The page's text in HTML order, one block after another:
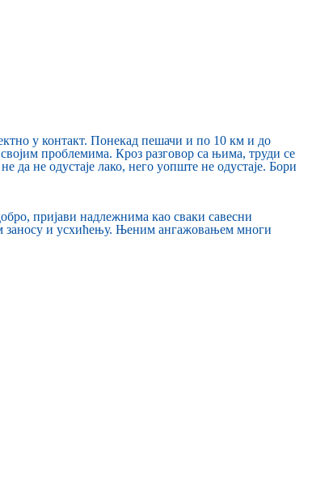
у контакт. Понекад пешачи и по 10 км и до
проблемима. Кроз разговор са њима, труди се
не одустаје лако, него уопште не одустаје. Бори
пријави надлежнима као сваки савесни
заносу и усхићењу. Њеним ангажовањем многи